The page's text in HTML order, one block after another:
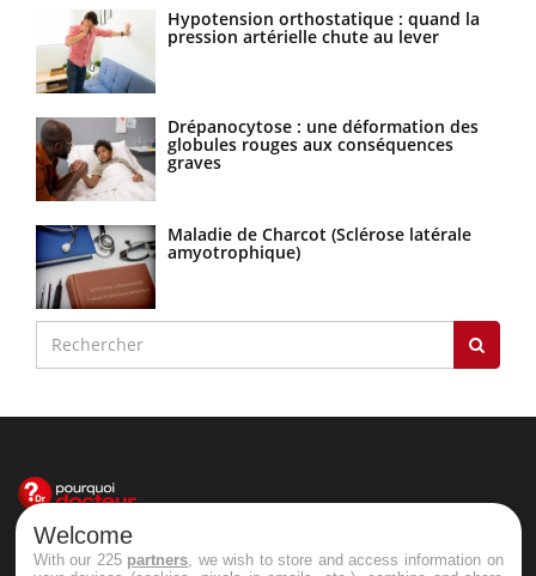
Hypotension orthostatique : quand la
pression artérielle chute au lever
Drépanocytose : une déformation des
globules rouges aux conséquences
graves
Maladie de Charcot (Sclérose latérale
amyotrophique)
Le site santé de référence avec chaque jour toute l'actualité
Welcome
With our 225 partners , we wish to store and access information on